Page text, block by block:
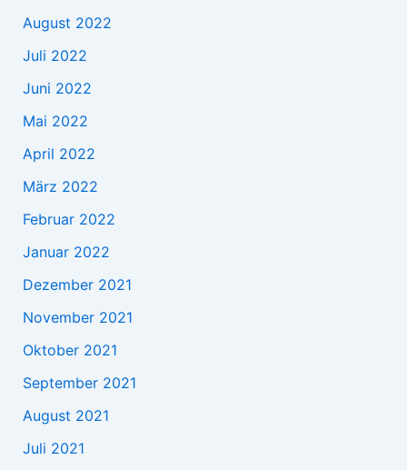
August 2022
Juli 2022
Juni 2022
Mai 2022
April 2022
März 2022
Februar 2022
Januar 2022
Dezember 2021
November 2021
Oktober 2021
September 2021
August 2021
Juli 2021